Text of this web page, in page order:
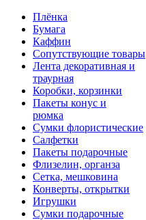
Плёнка
Бумага
Каффин
Сопутствующие товары
Лента декоративная и
траурная
Коробки, корзинки
Пакеты конус и
рюмка
Сумки флористические
Салфетки
Пакеты подарочные
Флизелин, органза
Сетка, мешковина
Конверты, открытки
Игрушки
Сумки подарочные